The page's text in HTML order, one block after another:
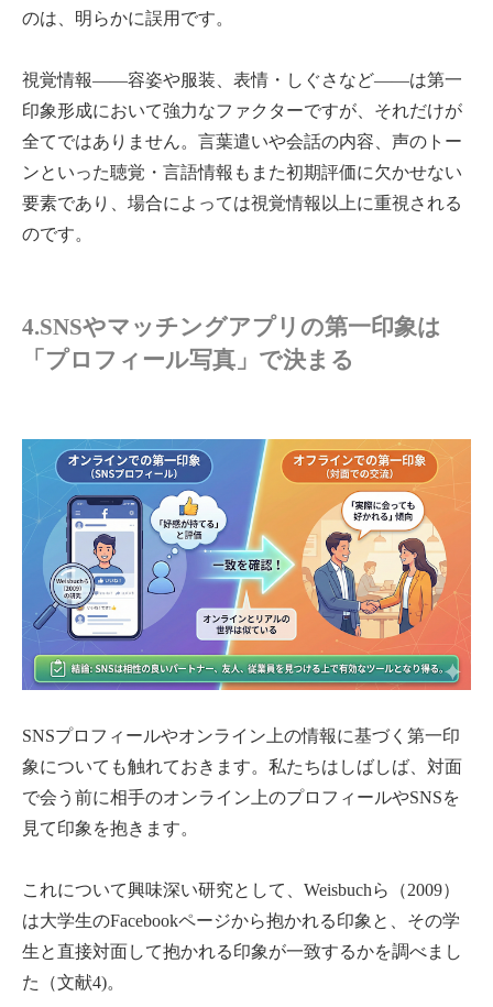
のは、明らかに誤用です。
視覚情報――容姿や服装、表情・しぐさなど――は第一
印象形成において強力なファクターですが、それだけが
全てではありません。言葉遣いや会話の内容、声のトー
ンといった聴覚・言語情報もまた初期評価に欠かせない
要素であり、場合によっては視覚情報以上に重視される
のです。
4.SNSやマッチングアプリの第一印象は
「プロフィール写真」で決まる
SNSプロフィールやオンライン上の情報に基づく第一印
象についても触れておきます。私たちはしばしば、対面
で会う前に相手のオンライン上のプロフィールやSNSを
見て印象を抱きます。
これについて興味深い研究として、Weisbuchら（2009）
は大学生のFacebookページから抱かれる印象と、その学
生と直接対面して抱かれる印象が一致するかを調べまし
た（文献4)。